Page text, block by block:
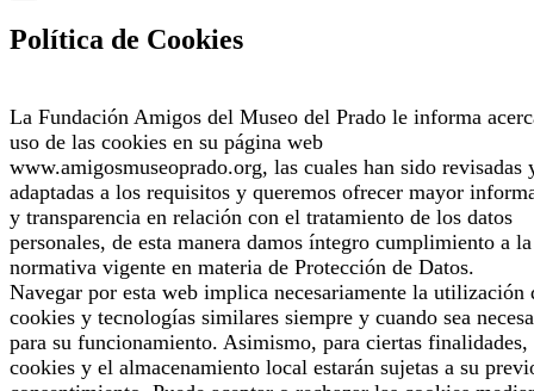
Política de Cookies
La Fundación Amigos del Museo del Prado le informa
uso de las cookies en su página web
www.amigosmuseoprado.org, las cuales han sido revisadas
adaptadas a los requisitos y queremos ofrecer mayor
y transparencia en relación con el tratamiento de los datos
personales, de esta manera damos íntegro cumplimiento a la
normativa vigente en materia de Protección de Datos.
Navegar por esta web implica necesariamente la utilización
cookies y tecnologías similares siempre y cuando sea
para su funcionamiento. Asimismo, para ciertas finalidades,
cookies y el almacenamiento local estarán sujetas a su